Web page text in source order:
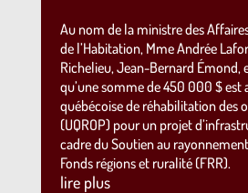
Au nom de la ministre des
de l’Habitation, Mme Andrée
Richelieu, Jean-Bernard Émond,
qu’une somme de 450 000 $ est
québécoise de réhabilitation des
(UQROP) pour un projet
cadre du Soutien au
Fonds régions et ruralité (FRR).
lire plus